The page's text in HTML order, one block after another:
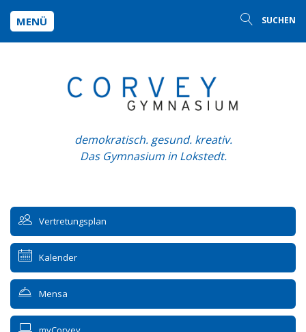
MENÜ SUCHEN
demokratisch. gesund. kreativ.
Das Gymnasium in Lokstedt.
Vertretungsplan
Kalender
Mensa